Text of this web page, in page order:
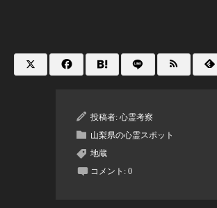
投稿者: 心霊考察
山梨県の心霊スポット
地蔵
コメント: 0